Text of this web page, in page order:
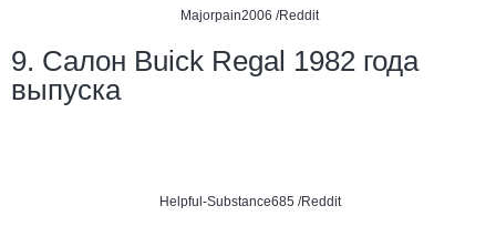
Majorpain2006 /Reddit
9. Салон Buick Regal 1982 года
выпуска
Helpful-Substance685 /Reddit